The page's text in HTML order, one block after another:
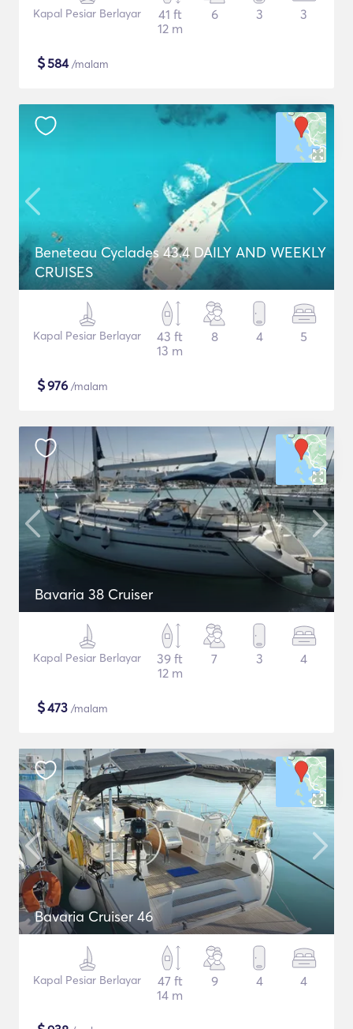
Kapal Pesiar Berlayar
41 ft
12 m
6 3 3
$584/malam
Beneteau Cyclades 43.4 DAILY AND WEEKLY
CRUISES
Kapal Pesiar Berlayar
43 ft
13 m
8 4 5
$976 /malam
Bavaria 38 Cruiser
Kapal Pesiar Berlayar
39 ft
12 m
7 3 4
$473 /malam
Bavaria Cruiser 46
Kapal Pesiar Berlayar
47 ft
14 m
9 4 4